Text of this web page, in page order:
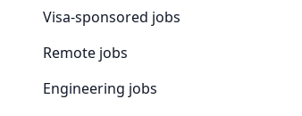
Visa-sponsored jobs
Remote jobs
Engineering jobs